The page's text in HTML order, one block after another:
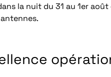
la nuit du 31 au 1er août